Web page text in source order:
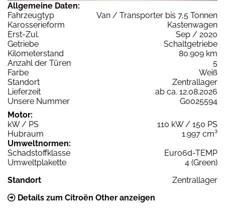
Allgemeine Daten:
Fahrzeugtyp
Van / Transporter bis 7,5 Tonnen
Karosserieform
Kastenwagen
Erst-Zul.
Sep / 2020
Getriebe
Schaltgetriebe
Kilometerstand
80.909 km
Anzahl der Türen
5
Farbe
Weiß
Standort
Zentrallager
Lieferzeit
ab ca. 12.08.2026
Unsere Nummer
G0025594
Motor:
kW / PS
110 kW / 150 PS
Hubraum
1.997 cm³
Umweltnormen:
Schadstoffklasse
Euro6d-TEMP
Umweltplakette
4 (Green)
Standort
Zentrallager
Details zum Citroën Other anzeigen